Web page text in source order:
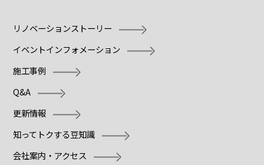
リノベーションストーリー
イベントインフォメーション
施工事例
Q&A
更新情報
知ってトクする豆知識
会社案内・アクセス